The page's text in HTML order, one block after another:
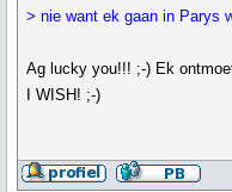
> nie want ek gaan in Parys
Ag lucky you!!! ;-) Ek
I WISH! ;-)